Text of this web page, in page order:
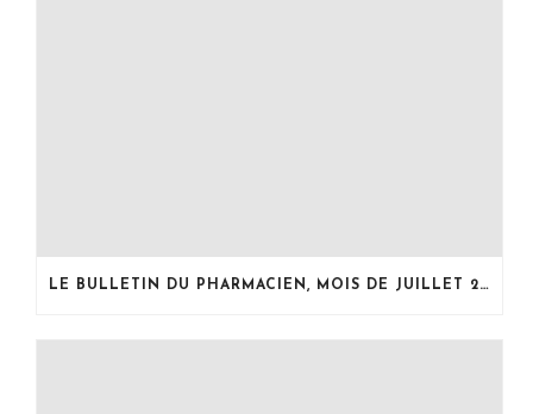
LE BULLETIN DU PHARMACIEN, MOIS DE JUILLET 2026